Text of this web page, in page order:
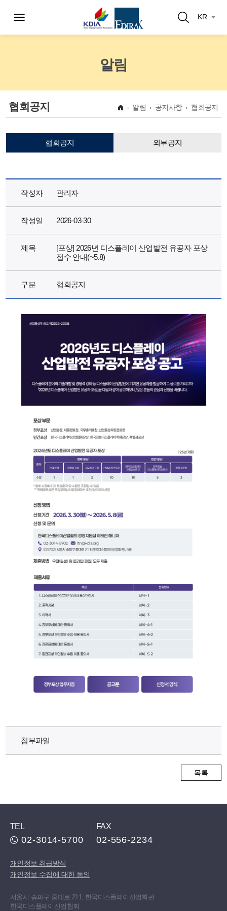
KR
알림
협회공지 알림 공지사항 협회공지
협회공지 외부공지
작성자 관리자
작성일 2026-03-30
제목
[포상] 2026년 디스플레이 산업발전 유공자 포상
접수 안내(~5.8)
구분 협회공지
첨부파일
목록
TEL
02-3014-5700
FAX
02-556-2234
개인정보 취급방식
개인정보 수집에 대한 동의
서울시 송파구 중대로 211, 한국디스플레이산업회관
한국디스플레이산업협회